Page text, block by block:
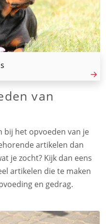
van
bij het opvoeden van je
artikelen dan
je zocht? Kijk dan eens
artikelen die te maken
en gedrag.